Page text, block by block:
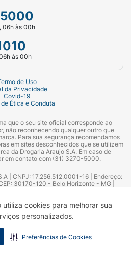
utiliza cookies para melhorar sua
personalizados.
Preferências de Cookies
06h às 00h
às 00h
de Uso
da Privacidade
Covid-19
Ética e Conduta
que o seu site oficial corresponde ao
não reconhecendo qualquer outro que
Para sua segurança recomendamos
em sites desconhecidos que se utilizem
da Drogaria Araujo S.A. Em caso de
em contato com (31) 3270-5000.
| CNPJ: 17.256.512.0001-16 | Endereço:
30170-120 - Belo Horizonte - MG |
| Yasmin Silva Alvarenga – CRF 52.584 -
Pinheiro - CRF Nº 13.748. Alvará
de Funcionamento da Empresa (AFE):